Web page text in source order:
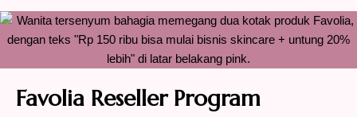
Favolia Reseller Program